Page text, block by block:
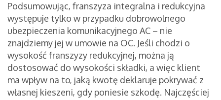
Podsumowując, franszyza integralna i redukcyjna
występuje tylko w przypadku dobrowolnego
ubezpieczenia komunikacyjnego AC – nie
znajdziemy jej w umowie na OC. Jeśli chodzi o
wysokość franszyzy redukcyjnej, można ją
dostosować do wysokości składki, a więc klient
ma wpływ na to, jaką kwotę deklaruje pokrywać z
własnej kieszeni, gdy poniesie szkodę. Najczęściej